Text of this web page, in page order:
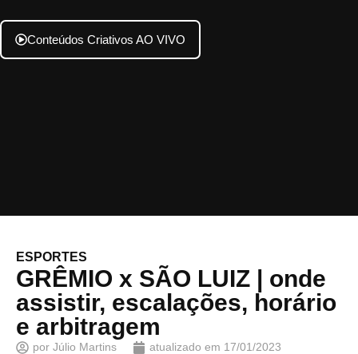
Conteúdos Criativos AO VIVO
ESPORTES
GRÊMIO x SÃO LUIZ | onde
assistir, escalações, horário
e arbitragem
por Júlio Martins atualizado em 17/01/2023